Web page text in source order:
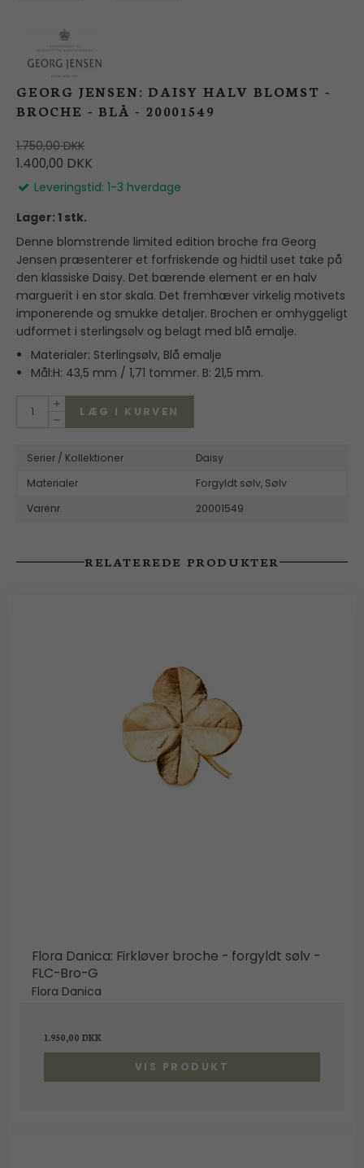
GEORG JENSEN: DAISY HALV BLOMST -
BROCHE - BLÅ - 20001549
1.750,00 DKK
1.400,00 DKK
Leveringstid: 1-3 hverdage
Lager: 1 stk.
Denne blomstrende limited edition broche fra Georg
Jensen præsenterer et forfriskende og hidtil uset take på
den klassiske Daisy. Det bærende element er en halv
marguerit i en stor skala. Det fremhæver virkelig motivets
imponerende og smukke detaljer. Brochen er omhyggeligt
udformet i sterlingsølv og belagt med blå emalje.
Materialer: Sterlingsølv, Blå emalje
Mål:H: 43,5 mm / 1,71 tommer. B: 21,5 mm.
LÆG I KURVEN
Serier / Kollektioner
Daisy
Materialer
Forgyldt sølv, Sølv
Varenr.
20001549
RELATEREDE PRODUKTER
Flora Danica: Firkløver broche - forgyldt sølv -
FLC-Bro-G
Flora Danica
1.950,00 DKK
VIS PRODUKT